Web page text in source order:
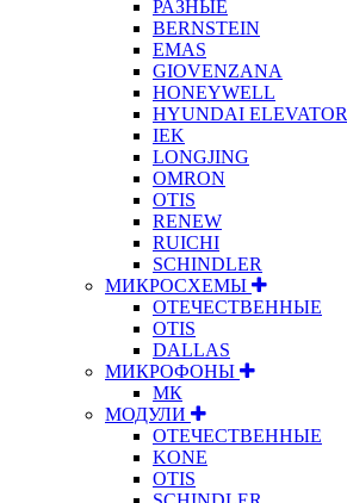
РАЗНЫЕ
BERNSTEIN
EMAS
GIOVENZANA
HONEYWELL
HYUNDAI ELEVATOR
IEK
LONGJING
OMRON
OTIS
RENEW
RUICHI
SCHINDLER
МИКРОСХЕМЫ
ОТЕЧЕСТВЕННЫЕ
OTIS
DALLAS
МИКРОФОНЫ
МК
МОДУЛИ
ОТЕЧЕСТВЕННЫЕ
KONE
OTIS